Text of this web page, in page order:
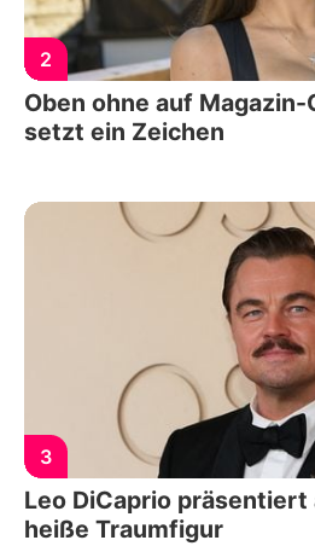
2
Oben ohne auf
setzt ein Zeichen
3
Leo DiCaprio präsentiert
heiße Traumfigur